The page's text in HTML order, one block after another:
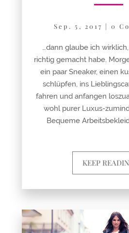
Sep. 5, 2017 |0
…dann glaube ich
richtig gemacht habe.
ein paar Sneaker, einen
schlüpfen, ins
fahren und anfangen
wohl purer Luxus-
Bequeme
KEEP